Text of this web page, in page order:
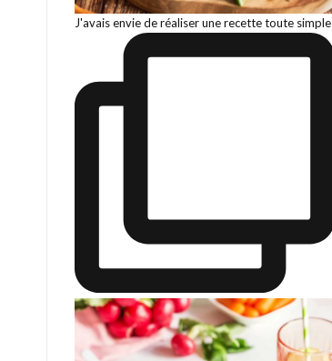
J'avais envie de réaliser une recette toute simple